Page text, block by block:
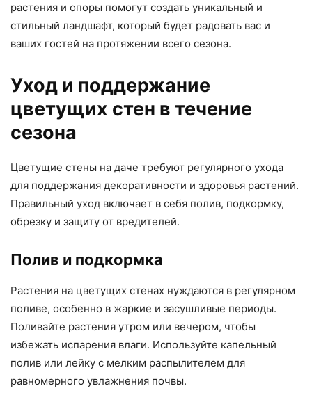
растения и опоры помогут создать уникальный и
стильный ландшафт, который будет радовать вас и
ваших гостей на протяжении всего сезона.
Уход и поддержание
цветущих стен в течение
сезона
Цветущие стены на даче требуют регулярного ухода
для поддержания декоративности и здоровья растений.
Правильный уход включает в себя полив, подкормку,
обрезку и защиту от вредителей.
Полив и подкормка
Растения на цветущих стенах нуждаются в регулярном
поливе, особенно в жаркие и засушливые периоды.
Поливайте растения утром или вечером, чтобы
избежать испарения влаги. Используйте капельный
полив или лейку с мелким распылителем для
равномерного увлажнения почвы.